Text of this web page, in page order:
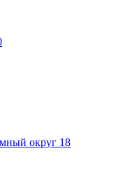
округ 18